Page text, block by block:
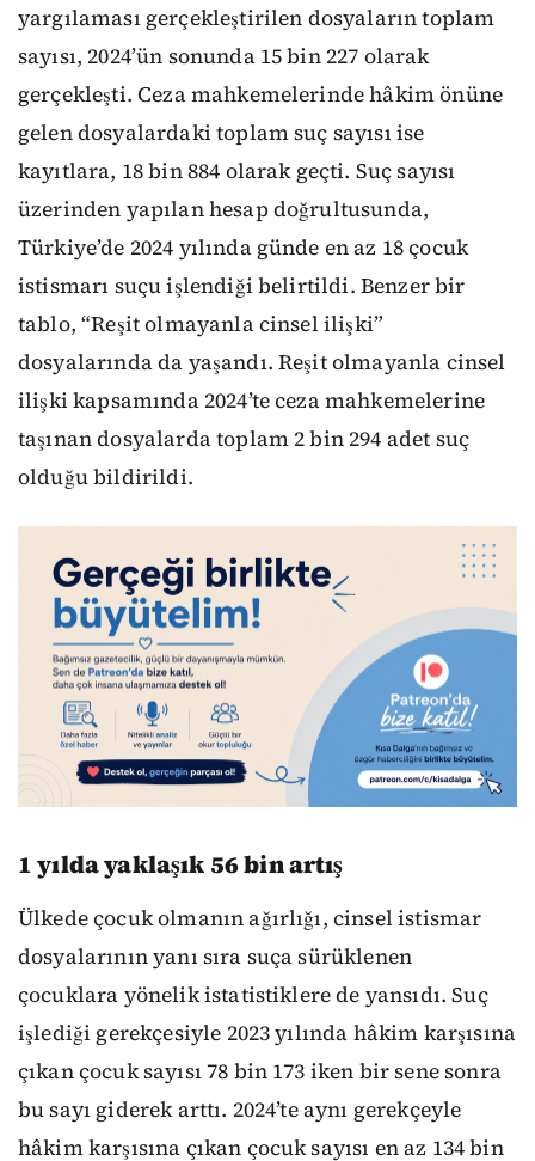
yargılaması gerçekleştirilen dosyaların toplam
sayısı, 2024’ün sonunda 15 bin 227 olarak
gerçekleşti. Ceza mahkemelerinde hâkim önüne
gelen dosyalardaki toplam suç sayısı ise
kayıtlara, 18 bin 884 olarak geçti. Suç sayısı
üzerinden yapılan hesap doğrultusunda,
Türkiye’de 2024 yılında günde en az 18 çocuk
istismarı suçu işlendiği belirtildi. Benzer bir
tablo, “Reşit olmayanla cinsel ilişki”
dosyalarında da yaşandı. Reşit olmayanla cinsel
ilişki kapsamında 2024’te ceza mahkemelerine
taşınan dosyalarda toplam 2 bin 294 adet suç
olduğu bildirildi.
1 yılda yaklaşık 56 bin artış
Ülkede çocuk olmanın ağırlığı, cinsel istismar
dosyalarının yanı sıra suça sürüklenen
çocuklara yönelik istatistiklere de yansıdı. Suç
işlediği gerekçesiyle 2023 yılında hâkim karşısına
çıkan çocuk sayısı 78 bin 173 iken bir sene sonra
bu sayı giderek arttı. 2024’te aynı gerekçeyle
hâkim karşısına çıkan çocuk sayısı en az 134 bin